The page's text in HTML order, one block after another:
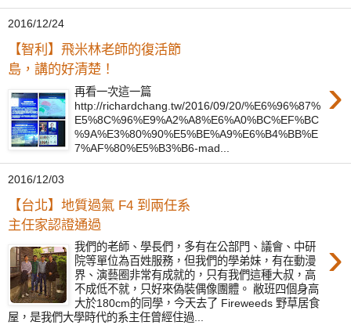
2016/12/24
【智利】飛米林老師的復活節
島，講的好清楚！
›
再看一次這一篇
http://richardchang.tw/2016/09/20/%E6%96%87%
E5%8C%96%E9%A2%A8%E6%A0%BC%EF%BC
%9A%E3%80%90%E5%BE%A9%E6%B4%BB%E
7%AF%80%E5%B3%B6-mad...
2016/12/03
【台北】地質過氣 F4 到兩任系
主任家認證通過
›
我們的老師、學長們，多有在公部門、議會、中研
院等單位為百姓服務，但我們的學弟妹，有在動漫
界、演藝圈非常有成就的，只有我們這種大叔，高
不成低不就，只好來偽裝偶像團體。 敝班四個身高
大於180cm的同學，今天去了 Fireweeds 野草居食
屋，是我們大學時代的系主任曾經住過...